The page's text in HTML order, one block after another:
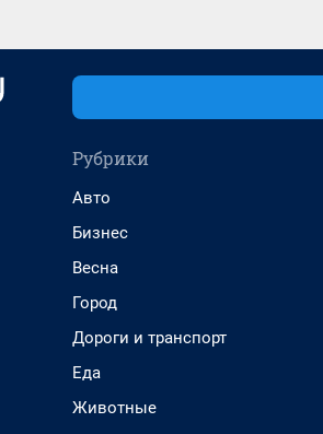
Рубрики
Авто
Бизнес
Весна
Город
Дороги и транспорт
Еда
Животные